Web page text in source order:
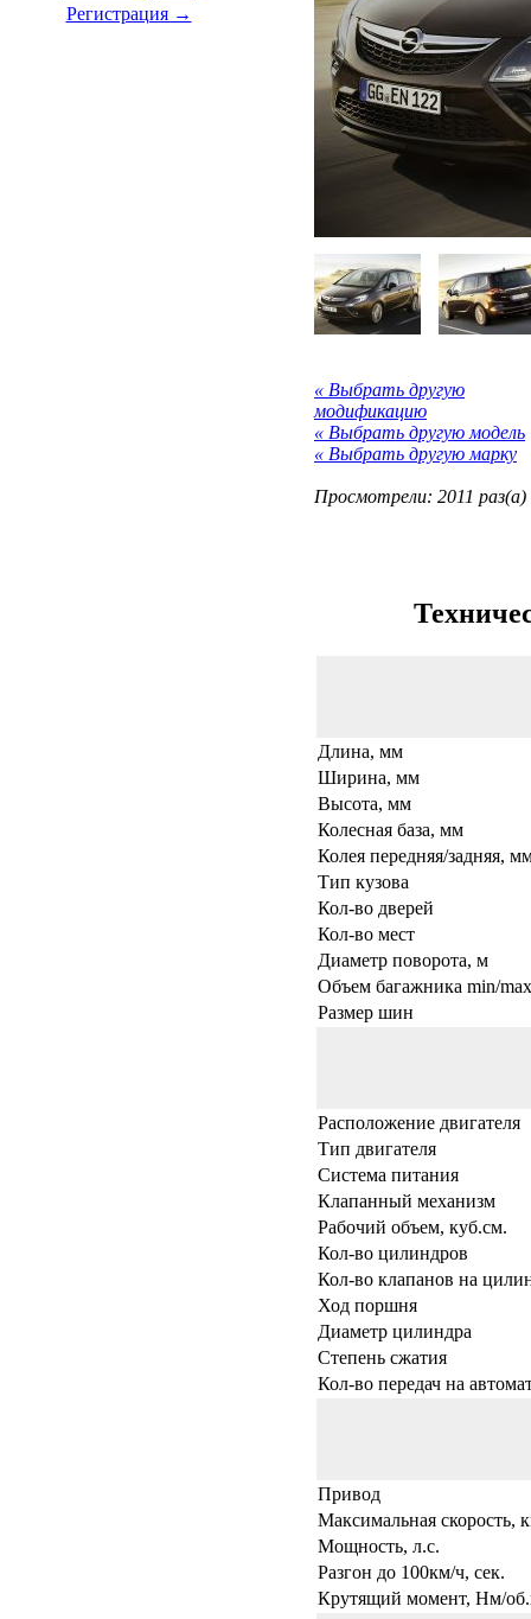
Регистрация →
« Выбрать другую
модификацию
« Выбрать другую модель
« Выбрать другую марку
Просмотрели: 2011 раз(а)
Длина, мм
Ширина, мм
Высота, мм
Колесная база, мм
Колея передняя/задняя,
Тип кузова
Кол-во дверей
Кол-во мест
Диаметр поворота, м
Объем багажника min/
Размер шин
Расположение двигателя
Тип двигателя
Система питания
Клапанный механизм
Рабочий объем, куб.см.
Кол-во цилиндров
Кол-во клапанов на
Ход поршня
Диаметр цилиндра
Степень сжатия
Кол-во передач на
Привод
Максимальная скорость,
Мощность, л.с.
Разгон до 100км/ч, сек.
Крутящий момент, Нм/